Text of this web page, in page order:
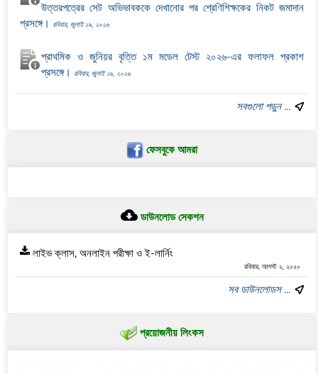
উত্তরপত্রের সেট অভিভাবককে দেখানোর পর শ্রেণিশিক্ষকের নিকট জমাদান
প্রসঙ্গে।
রবিবার, জুলাই ১৯, ২০২৬
প্রাথমিক ও জুনিয়র বৃত্তি ১ম মডেল টেস্ট ২০২৬-এর ফলাফল প্রকাশ
প্রসঙ্গে।
রবিবার, জুলাই ১৯, ২০২৬
সবগুলো পড়ুন ...
ফেসবুকে আমরা
ডাউনলোড সেকশন
লাইভ ক্লাস, অনলাইন পরীক্ষা ও ই-লার্নিং
রবিবার, আগস্ট ২, ২০২০
সব ডাউনলোডস ...
প্রয়োজনীয় লিংকস